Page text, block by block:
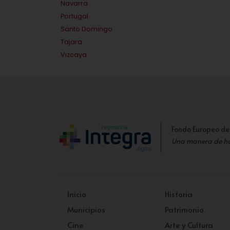
Navarra
Portugal
Santo Domingo
Tajara
Vizcaya
Fondo Europeo
Una manera de
Inicio
Municipios
Cine
Historia
Patrimonio
Arte y Cultura